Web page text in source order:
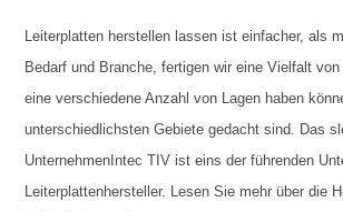
Leiterplatten herstellen lassen ist einfacher, als
Bedarf und Branche, fertigen wir eine Vielfalt
eine verschiedene Anzahl von Lagen haben
unterschiedlichsten Gebiete gedacht sind. Das
UnternehmenIntec TIV ist eins der führenden
Leiterplattenhersteller. Lesen Sie mehr über die